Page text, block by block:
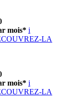
mois* i
LA
mois* i
LA